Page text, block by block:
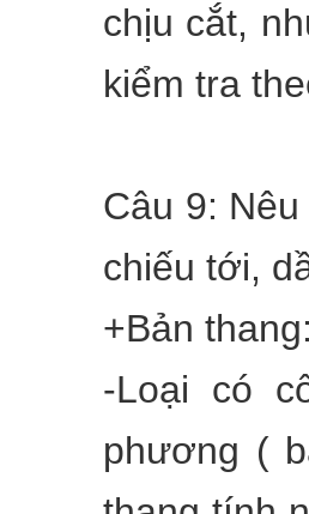
chịu cắt,
kiểm tra
Câu 9:
chiếu tới,
+Bản
-Loại có
phương (